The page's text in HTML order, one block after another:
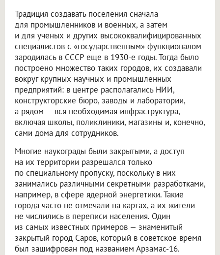
Традиция создавать поселения сначала
для промышленников и военных, а затем
и для ученых и других высококвалифицированных
специалистов с «государственным» функционалом
зародилась в СССР еще в 1930-е годы. Тогда было
построено множество таких городов, их создавали
вокруг крупных научных и промышленных
предприятий: в центре располагались НИИ,
конструкторские бюро, заводы и лаборатории,
а рядом — вся необходимая инфраструктура,
включая школы, поликлиники, магазины и, конечно,
сами дома для сотрудников.
Многие наукограды были закрытыми, а доступ
на их территории разрешался только
по специальному пропуску, поскольку в них
занимались различными секретными разработками,
например, в сфере ядерной энергетики. Такие
города часто не отмечали на картах, а их жители
не числились в переписи населения. Один
из самых известных примеров — знаменитый
закрытый город Саров, который в советское время
был зашифрован под названием Арзамас-16.